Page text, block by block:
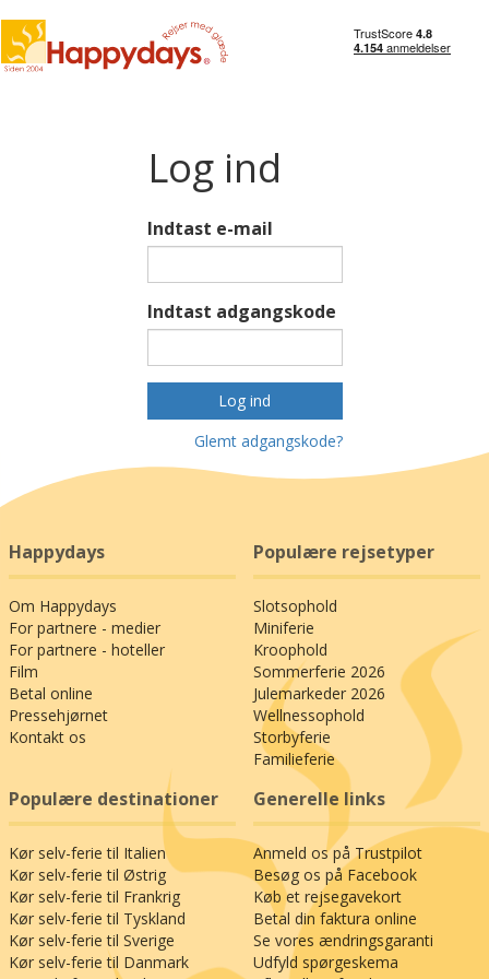
Log ind
Indtast e-mail
Indtast adgangskode
Log ind
Glemt adgangskode?
Happydays
Om Happydays
For partnere - medier
For partnere - hoteller
Film
Betal online
Pressehjørnet
Kontakt os
Populære rejsetyper
Slotsophold
Miniferie
Kroophold
Sommerferie 2026
Julemarkeder 2026
Wellnessophold
Storbyferie
Familieferie
Populære destinationer
Kør selv-ferie til Italien
Kør selv-ferie til Østrig
Kør selv-ferie til Frankrig
Kør selv-ferie til Tyskland
Kør selv-ferie til Sverige
Kør selv-ferie til Danmark
Generelle links
Anmeld os på Trustpilot
Besøg os på Facebook
Køb et rejsegavekort
Betal din faktura online
Se vores ændringsgaranti
Udfyld spørgeskema